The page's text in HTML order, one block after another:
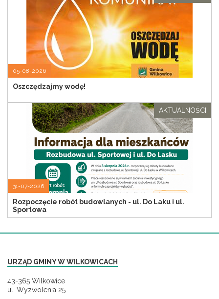
05-08-2026
Oszczędzajmy wodę!
31-07-2026
Rozpoczęcie robót budowlanych - ul. Do Laku i ul.
Sportowa
AKTUALNOŚCI
URZĄD GMINY W WILKOWICACH
43-365 Wilkowice
ul. Wyzwolenia 25